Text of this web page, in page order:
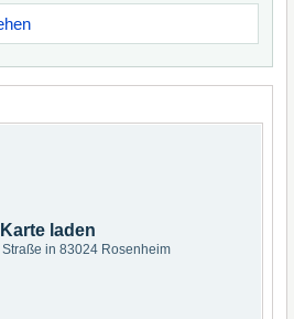
Karte laden
Straße in 83024 Rosenheim